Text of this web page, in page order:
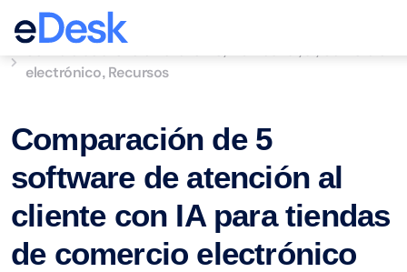
eCommerce Support Central
electrónico, Recursos
Comparación de 5
software de atención al
cliente con IA para tiendas
de comercio electrónico